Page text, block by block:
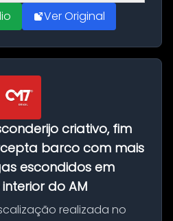
Ver Original
criativo, fim
barco com mais
escondidos em
do AM
realizada no